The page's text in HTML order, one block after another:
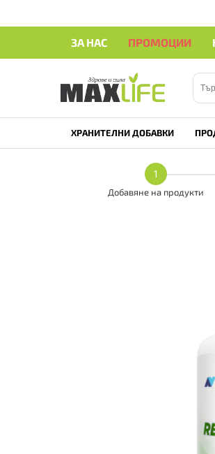
ЗА НАС ПРОМОЦИИ
ХРАНИТЕЛНИ ДОБАВКИ
1
Добавяне на продукти